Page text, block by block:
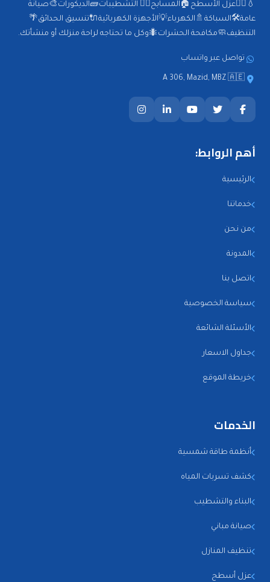
💧🕵️‍♂️عزل الأسطح🏠المسابح🏊‍♂️ التشطيبات🧱الديكورات🎨صيانة
عامة🛠️السباكة🚿الكهرباء💡الأجهزة الكهربائية🔌تنسيق الحدائق🌴
التنظيف🧼مكافحة الحشرات🐜وكل ما تحتاجه لراحة منزلك أو منشأتك.
تواصل عبر واتساب
A 306, Mazid, MBZ 🇦🇪
أهم الروابط:
الرئيسية
خدماتنا
من نحن
المدونة
اتصل بنا
سياسة الخصوصية
الأسئلة الشائعة
جداول الاسعار
خريطة الموقع
الخدمات
أنظمة طاقة شمسية
كشف تسربات المياه
البناء والتشطيب
صيانة مباني
تنظيف المنازل
عزل أسطح